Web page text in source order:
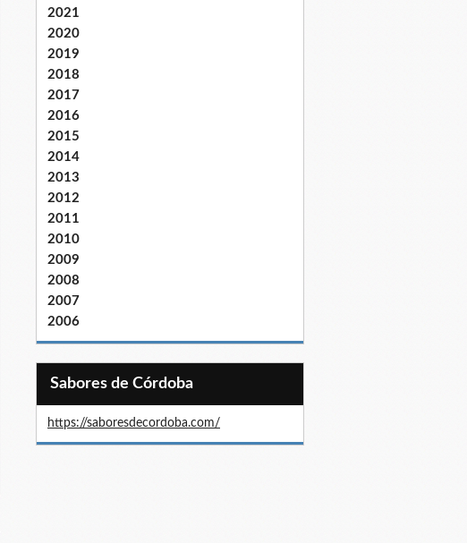
2021
2020
2019
2018
2017
2016
2015
2014
2013
2012
2011
2010
2009
2008
2007
2006
Sabores de Córdoba
https://saboresdecordoba.com/